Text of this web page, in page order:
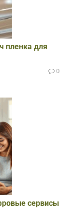
пленка для
0
сервисы